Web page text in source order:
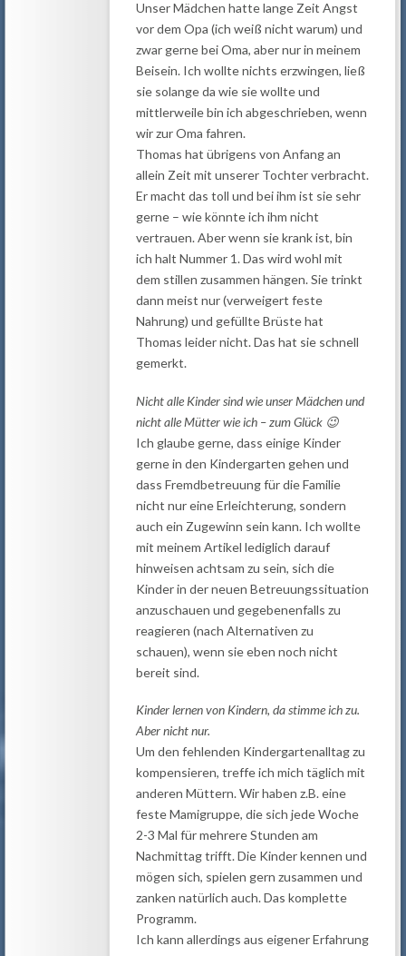
Unser Mädchen hatte lange Zeit Angst
vor dem Opa (ich weiß nicht warum) und
zwar gerne bei Oma, aber nur in meinem
Beisein. Ich wollte nichts erzwingen, ließ
sie solange da wie sie wollte und
mittlerweile bin ich abgeschrieben, wenn
wir zur Oma fahren.
Thomas hat übrigens von Anfang an
allein Zeit mit unserer Tochter verbracht.
Er macht das toll und bei ihm ist sie sehr
gerne – wie könnte ich ihm nicht
vertrauen. Aber wenn sie krank ist, bin
ich halt Nummer 1. Das wird wohl mit
dem stillen zusammen hängen. Sie trinkt
dann meist nur (verweigert feste
Nahrung) und gefüllte Brüste hat
Thomas leider nicht. Das hat sie schnell
gemerkt.
Nicht alle Kinder sind wie unser Mädchen und
nicht alle Mütter wie ich – zum Glück 😉
Ich glaube gerne, dass einige Kinder
gerne in den Kindergarten gehen und
dass Fremdbetreuung für die Familie
nicht nur eine Erleichterung, sondern
auch ein Zugewinn sein kann. Ich wollte
mit meinem Artikel lediglich darauf
hinweisen achtsam zu sein, sich die
Kinder in der neuen Betreuungssituation
anzuschauen und gegebenenfalls zu
reagieren (nach Alternativen zu
schauen), wenn sie eben noch nicht
bereit sind.
Kinder lernen von Kindern, da stimme ich zu.
Aber nicht nur.
Um den fehlenden Kindergartenalltag zu
kompensieren, treffe ich mich täglich mit
anderen Müttern. Wir haben z.B. eine
feste Mamigruppe, die sich jede Woche
2-3 Mal für mehrere Stunden am
Nachmittag trifft. Die Kinder kennen und
mögen sich, spielen gern zusammen und
zanken natürlich auch. Das komplette
Programm.
Ich kann allerdings aus eigener Erfahrung